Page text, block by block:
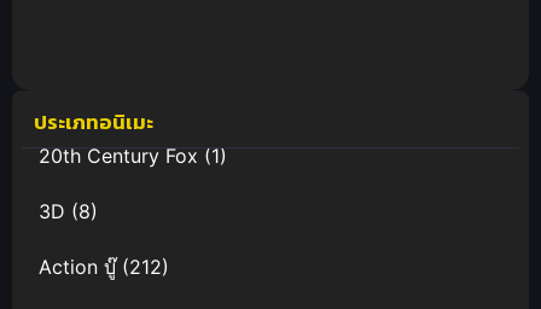
ประเภทอนิเมะ
20th Century Fox(1)
3D (8)
Action บู๊(212)